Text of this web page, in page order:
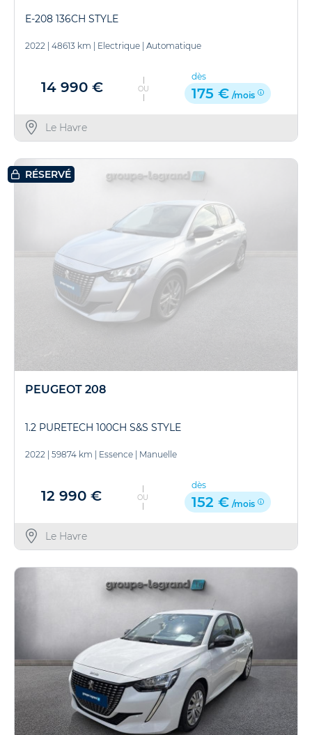
E-208 136CH STYLE
2022 48613 km Electrique Automatique
14 990 € OU
dès
175 € /mois
Le Havre
RÉSERVÉ
PEUGEOT 208
1.2 PURETECH 100CH S&S STYLE
2022 59874 km Essence Manuelle
12 990 € OU
dès
152 € /mois
Le Havre